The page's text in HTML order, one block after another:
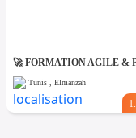
🚀 FORMATION AGILE &
Tunis , Elmanzah